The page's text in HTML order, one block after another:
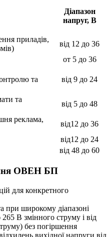
Діапазон
напруг, В
приладів,
від 12 до 36
от 5 до 36
та
від 9 до 24
та
від 5 до 48
реклама,
від12 до 36
від12 до 24
від 48 до 60
ОВЕН БП
для конкретного
при широкому діапазоні
В змінного струму і від
без погіршення
вихідної напруги від